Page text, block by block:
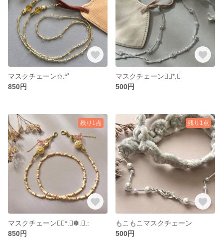
マスクチェーン✩.*˚
850円
マスクチェーン❁⃘*.ﾟ
500円
残り1点
マスクチェーン❁⃘*.ﾟ✽.｡.:
850円
残り1点
もこもこマスクチェーン
500円